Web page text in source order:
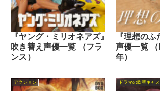
『ヤング・ミリオネアズ』
吹き替え声優一覧 （フラ
ンス）
『理想の
声優一覧
年）
アクション ドラマの吹替キャス